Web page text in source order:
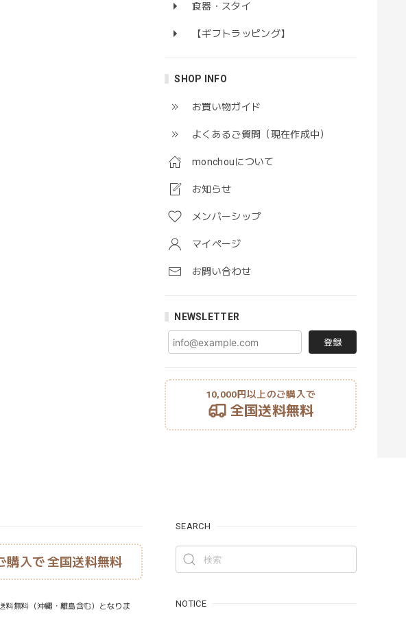
食器・スタイ
【ギフトラッピング】
SHOP INFO
お買い物ガイド
よくあるご質問（現在作成中）
monchouについて
お知らせ
メンバーシップ
マイページ
お問い合わせ
NEWSLETTER
登録
10,000円以上のご購入で
全国送料無料
購入で全国送料無料
料無料（沖縄・離島含む）となりま
SEARCH
NOTICE